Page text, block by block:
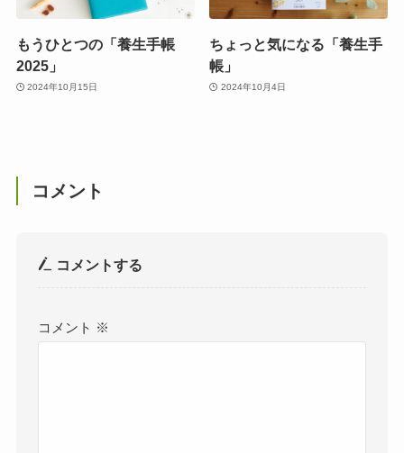
もうひとつの「養生手帳
2025」
2024年10月15日
ちょっと気になる「養生手
帳」
2024年10月4日
コメント
コメントする
コメント ※